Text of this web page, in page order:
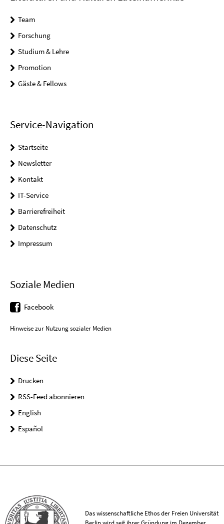
Team
Forschung
Studium & Lehre
Promotion
Gäste & Fellows
Service-Navigation
Startseite
Newsletter
Kontakt
IT-Service
Barrierefreiheit
Datenschutz
Impressum
Soziale Medien
Facebook
Hinweise zur Nutzung sozialer Medien
Diese Seite
Drucken
RSS-Feed abonnieren
English
Español
Das wissenschaftliche Ethos der Freien Universität